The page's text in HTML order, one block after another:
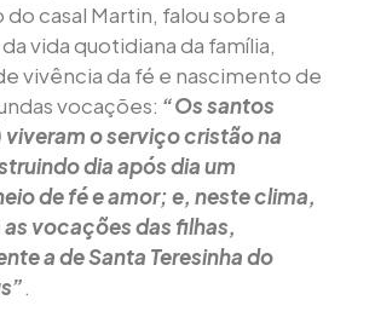
casal Martin, falou sobre a
vida quotidiana da família,
vivência da fé e nascimento de
vocações: “Os santos
o serviço cristão na
dia após dia um
de fé e amor; e, neste clima,
vocações das filhas,
a de Santa Teresinha do
.